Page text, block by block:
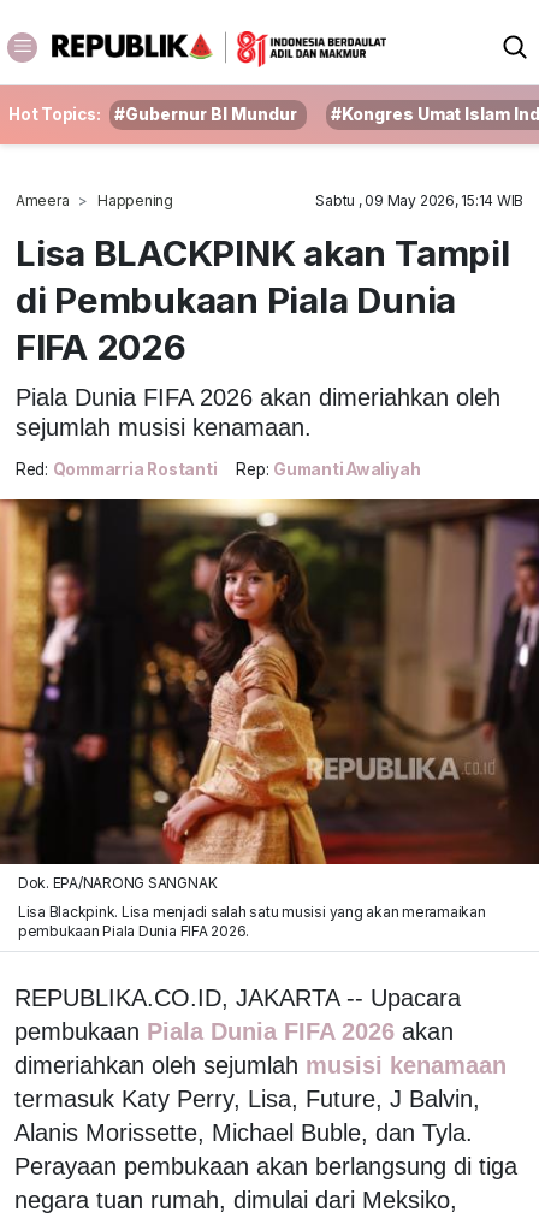
Hot Topics: #Gubernur BI Mundur #Kongres Umat Islam
Ameera Happening Sabtu , 09 May 2026, 15:14 WIB
Lisa BLACKPINK akan Tampil
di Pembukaan Piala Dunia
FIFA 2026
Piala Dunia FIFA 2026 akan dimeriahkan oleh
sejumlah musisi kenamaan.
Red: Qommarria Rostanti Rep: Gumanti Awaliyah
Dok. EPA/NARONG SANGNAK
Lisa Blackpink. Lisa menjadi salah satu musisi yang akan meramaikan
pembukaan Piala Dunia FIFA 2026.
REPUBLIKA.CO.ID, JAKARTA -- Upacara
pembukaan Piala Dunia FIFA 2026 akan
dimeriahkan oleh sejumlah musisi kenamaan
termasuk Katy Perry, Lisa, Future, J Balvin,
Alanis Morissette, Michael Buble, dan Tyla.
Perayaan pembukaan akan berlangsung di tiga
negara tuan rumah, dimulai dari Meksiko,